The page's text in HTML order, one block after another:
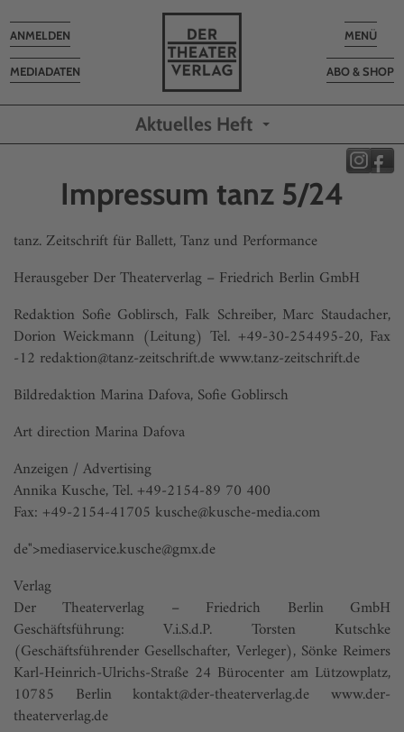
Toggle
MENÜ
ABO & SHOP
MEDIADATEN
Toggle
navigation
ANMELDEN
Aktuelles Heft
Impressum tanz 5/24
tanz. Zeitschrift für Ballett, Tanz und Performance
Herausgeber Der Theaterverlag – Friedrich Berlin GmbH
Redaktion Sofie Goblirsch, Falk Schreiber, Marc Staudacher,
Dorion Weickmann (Leitung) Tel. +49-30-254495-20, Fax
-12 redaktion@tanz-zeitschrift.dewww.tanz-zeitschrift.de
Bildredaktion Marina Dafova, Sofie Goblirsch
Art direction Marina Dafova
Anzeigen / Advertising
Annika Kusche, Tel. +49-2154-89 70 400
Fax: +49-2154-41705 kusche@kusche-media.com
de">mediaservice.kusche@gmx.de
Verlag
Der Theaterverlag – Friedrich Berlin GmbH
Geschäftsführung: V.i.S.d.P. Torsten Kutschke
(Geschäftsführender Gesellschafter, Verleger), Sönke Reimers
Karl-Heinrich-Ulrichs-Straße 24 Bürocenter am Lützowplatz,
10785 Berlin kontakt@der-theaterverlag.de www.der-
theaterverlag.de